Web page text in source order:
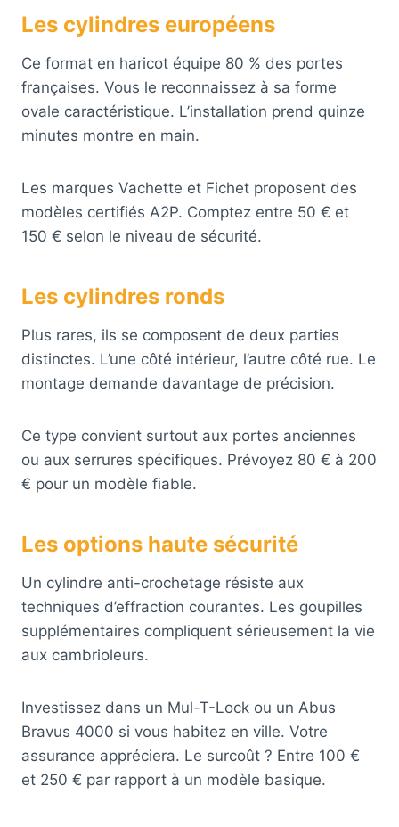
Les cylindres européens
Ce format en haricot équipe 80 % des portes
françaises. Vous le reconnaissez à sa forme
ovale caractéristique. L’installation prend quinze
minutes montre en main.
Les marques Vachette et Fichet proposent des
modèles certifiés A2P. Comptez entre 50 € et
150 € selon le niveau de sécurité.
Les cylindres ronds
Plus rares, ils se composent de deux parties
distinctes. L’une côté intérieur, l’autre côté rue. Le
montage demande davantage de précision.
Ce type convient surtout aux portes anciennes
ou aux serrures spécifiques. Prévoyez 80 € à 200
€ pour un modèle fiable.
Les options haute sécurité
Un cylindre anti-crochetage résiste aux
techniques d’effraction courantes. Les goupilles
supplémentaires compliquent sérieusement la vie
aux cambrioleurs.
Investissez dans un Mul-T-Lock ou un Abus
Bravus 4000 si vous habitez en ville. Votre
assurance appréciera. Le surcoût ? Entre 100 €
et 250 € par rapport à un modèle basique.